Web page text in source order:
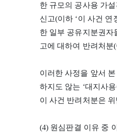
한 규모의 공사용 가
신고(이하 ‘이 사건
한 일부 공유지분권자
고에 대하여 반려처분
이러한 사정을 앞서
하지도 않는 ‘대지사
이 사건 반려처분은
(4) 원심판결 이유 중